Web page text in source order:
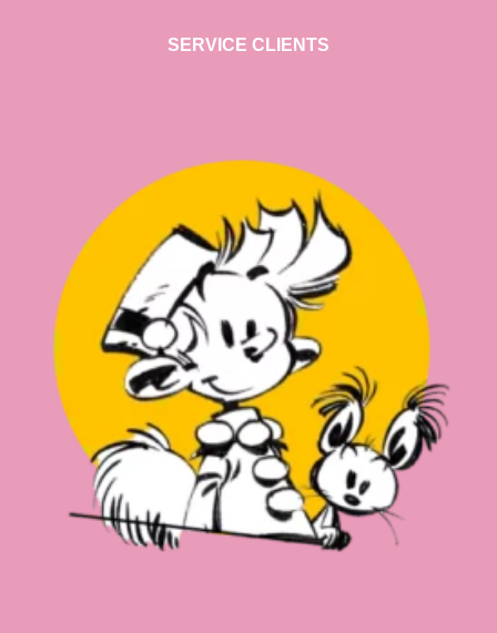
SERVICE CLIENTS